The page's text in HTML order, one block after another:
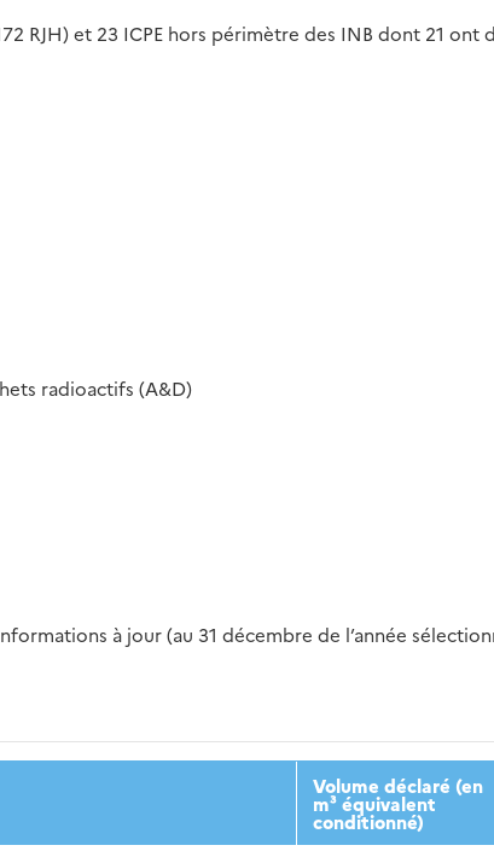
RJH) et 23 ICPE hors périmètre des INB dont 21 ont
radioactifs (A&D)
à jour (au 31 décembre de l’année
2016 2017 2018
Volume déclaré (en
m³ équivalent
conditionné)